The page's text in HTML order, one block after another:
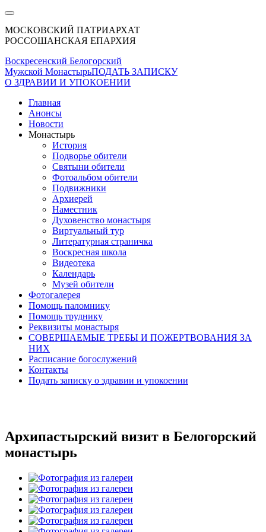
МОСКОВСКИЙ ПАТРИАРХАТ
РОССОШАНСКАЯ ЕПАРХИЯ
Воскресенский Белогорский
Мужской МонастырьПОДАТЬ ЗАПИСКУ
О ЗДРАВИИ И УПОКОЕНИИ
Главная
Анонсы
Новости
Монастырь
История
Подворье обители
Святыни обители
Фотоальбом обители
Подвижники
Архиерей
Наместник
Духовенство монастыря
Виртуальный тур
Литературная страничка
Воскресная школа
Видеотека
Календарь
Музей обители
Фотогалерея
Помощь паломнику
Помощь труднику
Реквизиты монастыря
СОВЕРШАЕМЫЕ ТРЕБЫ И ПОЖЕРТВОВАНИЯ ЗА
НИХ
Расписание богослужений
Контакты
Подать записку о здравии и упокоении
Архипастырский визит в Белогорский
монастырь